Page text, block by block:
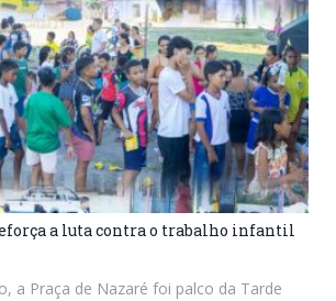
a luta contra o trabalho infantil
a Praça de Nazaré foi palco da Tarde